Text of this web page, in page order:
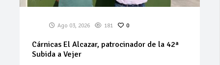
Ago 03, 2026 181 0
Cárnicas El Alcazar, patrocinador de la 42ª
Subida a Vejer